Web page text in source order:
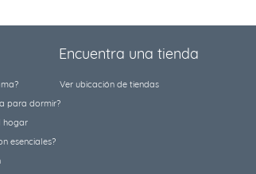
para dormir?
hogar
esenciales?
Encuentra una tienda
Ver ubicación de tiendas